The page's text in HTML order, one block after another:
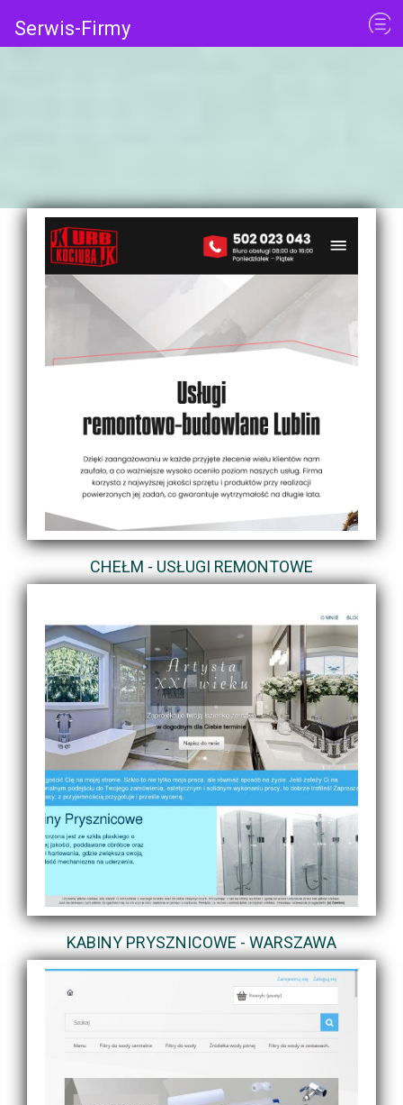
Serwis-Firmy
CHEŁM - USŁUGI REMONTOWE
KABINY PRYSZNICOWE - WARSZAWA